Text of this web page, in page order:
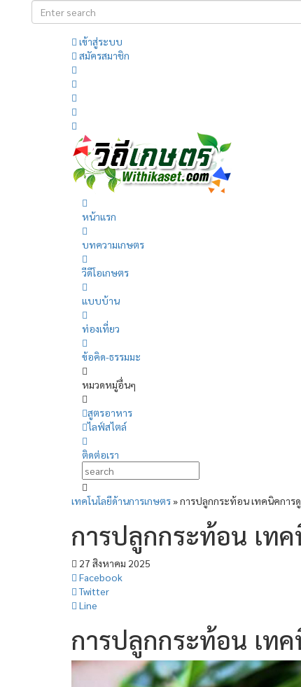
เข้าสู่ระบบ
สมัครสมาชิก
หน้าแรก
บทความเกษตร
วีดีโอเกษตร
แบบบ้าน
ท่องเที่ยว
ข้อคิด-ธรรมมะ
หมวดหมู่อื่นๆ
สูตรอาหาร
ไลฟ์สไตล์
ติดต่อเรา
เทคโนโลยีด้านการเกษตร»การปลูกกระท้อน เทคนิคการ
การปลูกกระท้อน เท
27 สิงหาคม 2025
Facebook
Twitter
Line
การปลูกกระท้อน เท